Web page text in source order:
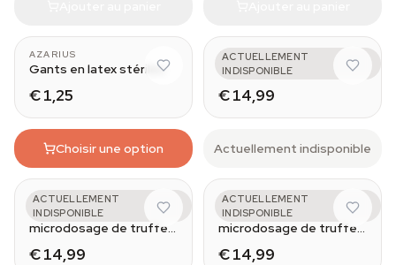
AZARIUS
Gants en latex stériles
€ 1,25
Choisir une option
ACTUELLEMENT
INDISPONIBLE
AZARIUS
Mental
€ 14,99
Actuellement indisponible
ACTUELLEMENT
INDISPONIBLE
AZARIUS
Emotional - Pack de
microdosage de truffes
€ 14,99
ACTUELLEMENT
INDISPONIBLE
AZARIUS
Physical - Pack de
microdosage de truffes
€ 14,99